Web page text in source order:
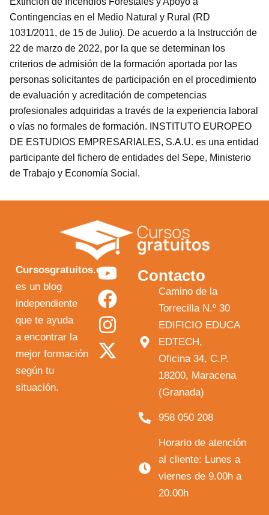
Contingencias en el Medio Natural y Rural (RD
1031/2011, de 15 de Julio). De acuerdo a la Instrucción de
22 de marzo de 2022, por la que se determinan los
criterios de admisión de la formación aportada por las
personas solicitantes de participación en el procedimiento
de evaluación y acreditación de competencias
profesionales adquiridas a través de la experiencia laboral
o vías no formales de formación. INSTITUTO EUROPEO
DE ESTUDIOS EMPRESARIALES, S.A.U. es una entidad
participante del fichero de entidades del Sepe, Ministerio
de Trabajo y Economía Social.
Cursosgratuitos.es
es un blog
independiente
que te ayuda
a encontrar la
mejor formación
según tu
situación.
Y
o
u
t
u
F
a
c
e
b
I
n
s
t
a
X
-
t
w
i
Contacto
Camino de la
Torrecilla N.º 30
EDIFICIO EDUCA
EDTECH,
Oficina 34, C.P.
18200, Maracena
(Granada)
958 050 208
Horario de atención
al cliente: Lunes a
viernes de 9.00h a
20.00h